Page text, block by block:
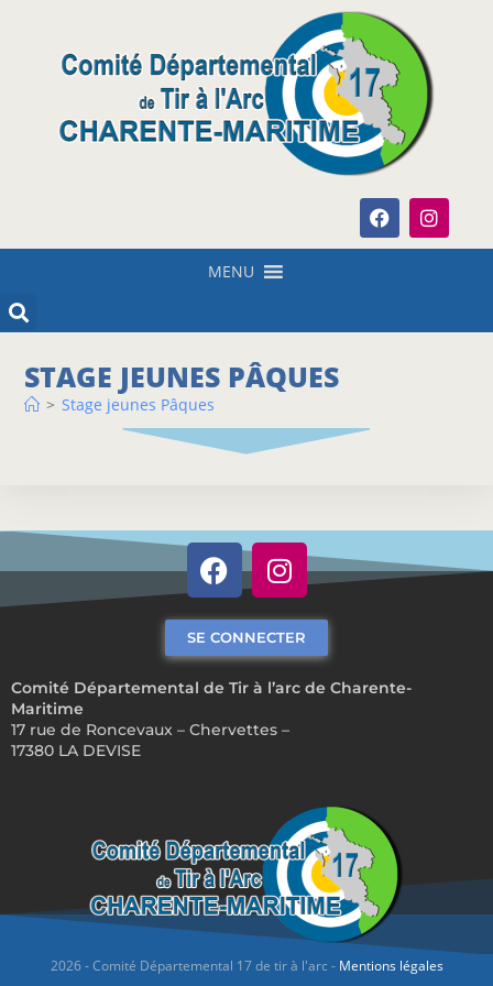
MENU
STAGE JEUNES PÂQUES
> Stage jeunes Pâques
Comité Départemental de Tir à l’arc de Charente-
Maritime
17 rue de Roncevaux – Chervettes –
17380 LA DEVISE
SE CONNECTER
2026 - Comité Départemental 17 de tir à l'arc - Mentions légales